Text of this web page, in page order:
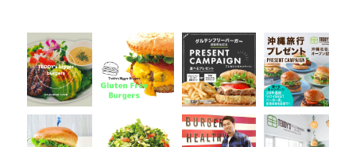
何卒ご了承の程、よろしくお願い申し上
げます。
2022.04.04
「東京カレンダー」2022年5月号に、中目
「5倍激辛バーガー」が掲載されま
した。